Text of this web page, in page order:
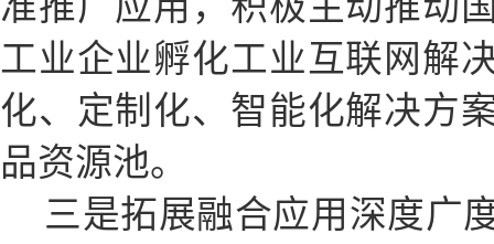
工业企业孵化工业互联网解
化、定制化、智能化解决方
品资源池。
三是拓展融合应用深度广